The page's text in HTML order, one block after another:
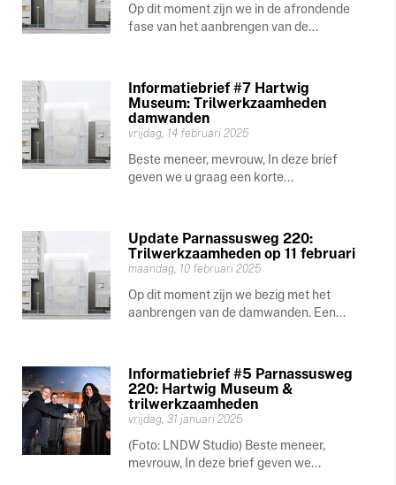
Op dit moment zijn we in de afrondende
fase van het aanbrengen van de...
Informatiebrief #7 Hartwig
Museum: Trilwerkzaamheden
damwanden
vrijdag, 14 februari 2025
Beste meneer, mevrouw, In deze brief
geven we u graag een korte...
Update Parnassusweg 220:
Trilwerkzaamheden op 11 februari
maandag, 10 februari 2025
Op dit moment zijn we bezig met het
aanbrengen van de damwanden. Een...
Informatiebrief #5 Parnassusweg
220: Hartwig Museum &
trilwerkzaamheden
vrijdag, 31 januari 2025
(Foto: LNDW Studio) Beste meneer,
mevrouw, In deze brief geven we...